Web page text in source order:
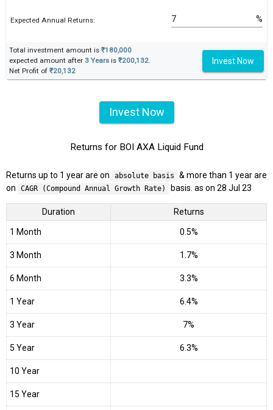
Expected Annual Returns: %
Total investment amount is ₹180,000
expected amount after 3 Years is ₹200,132.
Net Profit of ₹20,132
Invest Now
Invest Now
Returns for BOI AXA Liquid Fund
Returns up to 1 year are on absolute basis
& more than 1 year are
on
CAGR (Compound Annual Growth Rate) basis. as on 28 Jul 23
Duration Returns
1 Month 0.5%
3 Month 1.7%
6 Month 3.3%
1 Year 6.4%
3 Year 7%
5 Year 6.3%
10 Year
15 Year